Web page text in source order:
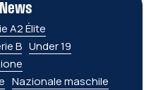
A2 Élite
B Under 19
Nazionale maschile